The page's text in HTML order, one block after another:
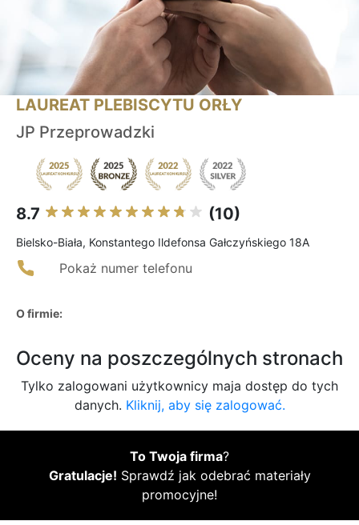
LAUREAT PLEBISCYTU ORŁY
JP Przeprowadzki
8.7 (10)
Bielsko-Biała, Konstantego Ildefonsa Gałczyńskiego 18A
Pokaż numer telefonu
O firmie:
Oceny na poszczególnych stronach
Tylko zalogowani użytkownicy maja dostęp do tych
danych. Kliknij, aby się zalogować.
To Twoja firma?
Gratulacje! Sprawdź jak odebrać materiały
promocyjne!